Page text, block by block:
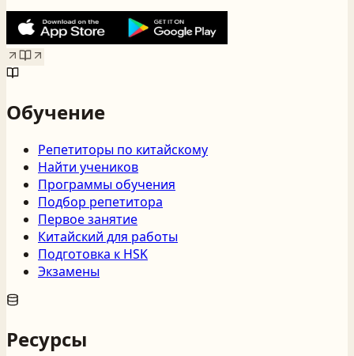
Обучение
Репетиторы по китайскому
Найти учеников
Программы обучения
Подбор репетитора
Первое занятие
Китайский для работы
Подготовка к HSK
Экзамены
Ресурсы